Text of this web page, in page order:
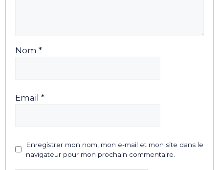
Nom *
Email *
Enregistrer mon nom, mon e-mail et mon site dans le
navigateur pour mon prochain commentaire.